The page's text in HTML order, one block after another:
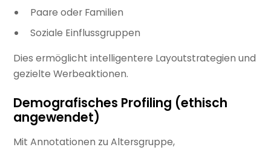
Paare oder Familien
Soziale Einflussgruppen
Dies ermöglicht intelligentere Layoutstrategien und
gezielte Werbeaktionen.
Demografisches Profiling (ethisch
angewendet)
Mit Annotationen zu Altersgruppe,